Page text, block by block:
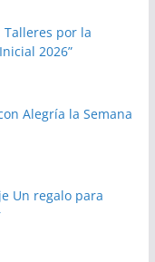
Talleres por la
2026”
Alegría la Semana
Un regalo para